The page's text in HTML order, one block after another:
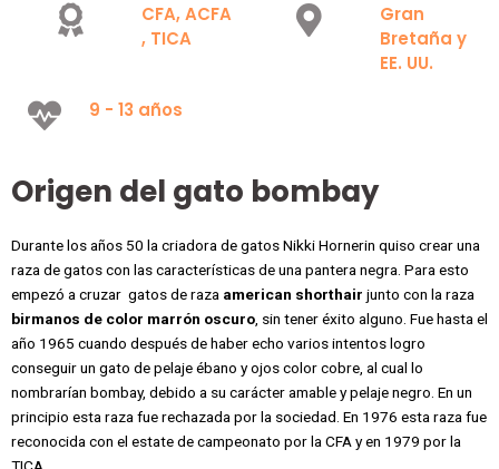
CFA, ACFA
, TICA
Gran
Bretaña y
EE. UU.
9 - 13 años
Origen del gato bombay
Durante los años 50 la criadora de gatos Nikki Hornerin quiso crear una
raza de gatos con las características de una pantera negra. Para esto
empezó a cruzar gatos de raza american shorthair junto con la raza
birmanos de color marrón oscuro , sin tener éxito alguno. Fue hasta el
año 1965 cuando después de haber echo varios intentos logro
conseguir un gato de pelaje ébano y ojos color cobre, al cual lo
nombrarían bombay, debido a su carácter amable y pelaje negro. En un
principio esta raza fue rechazada por la sociedad. En 1976 esta raza fue
reconocida con el estate de campeonato por la CFA y en 1979 por la
TICA.